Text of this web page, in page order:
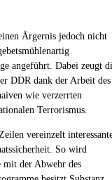
Ärgernis jedoch nicht
angeführt. Dabei zeugt
DDR dank der Arbeit des
wie verzerrten
Terrorismus.
vereinzelt
So wird
der Abwehr des